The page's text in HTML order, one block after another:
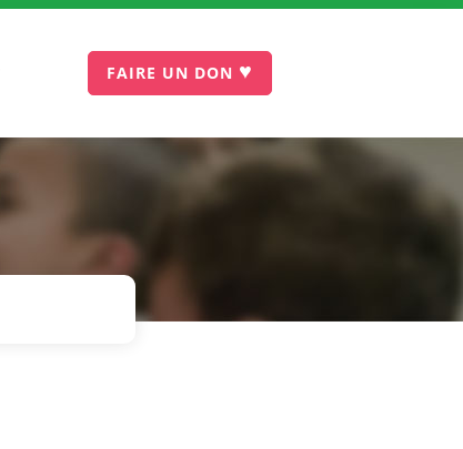
FAIRE UN DON ♥